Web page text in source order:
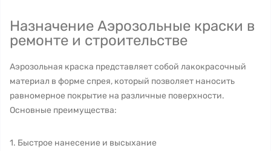
Назначение Аэрозольные краски в
ремонте и строительстве
Аэрозольная краска представляет собой лакокрасочный
материал в форме спрея, который позволяет наносить
равномерное покрытие на различные поверхности.
Основные преимущества:
1. Быстрое нанесение и высыхание